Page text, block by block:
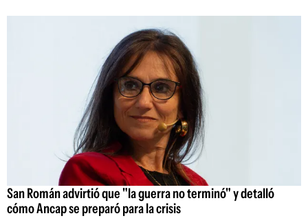
San Román advirtió que "la guerra no terminó" y detalló
cómo Ancap se preparó para la crisis